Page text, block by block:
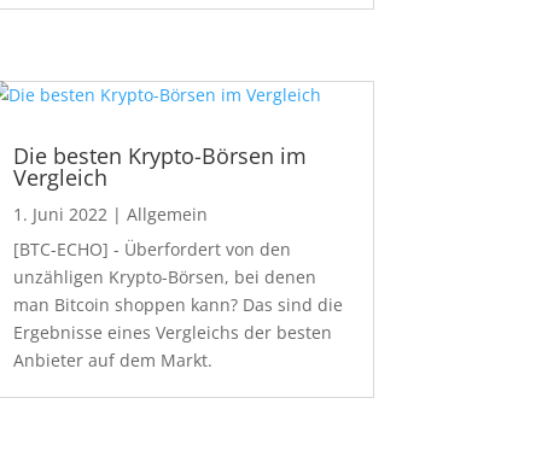
Die besten Krypto-Börsen im
Vergleich
1. Juni 2022| Allgemein
[BTC-ECHO] - Überfordert von den
unzähligen Krypto-Börsen, bei denen
man Bitcoin shoppen kann? Das sind die
Ergebnisse eines Vergleichs der besten
Anbieter auf dem Markt.